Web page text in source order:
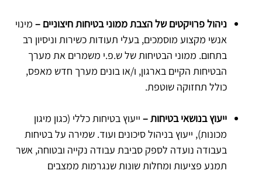
ניהול פרויקטים של הצבת ממוני בטיחות חיצוניים – מינוי
אנשי מקצוע מוסמכים, בעלי תעודות כשירות וניסיון רב
בתחום. ממוני הבטיחות של ש.פ.י משמרים את מערך
הבטיחות הקיים בארגון, ו/או בונים מערך חדש מאפס,
כולל תחזוקה שוטפת.
ייעוץ בנושאי בטיחות – ייעוץ בטיחות כללי (כגון מיגון
מכונות), ייעוץ בניהול סיכונים ועוד. שמירה על בטיחות
בעבודה נועדה לספק סביבת עבודה נקייה ובטוחה, אשר
תמנע פציעות ומחלות שונות שנגרמות ממצבים